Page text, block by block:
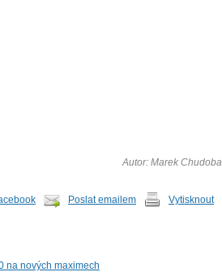
Autor: Marek Chudoba
Poslat emailem Vytisknout
na nových maximech